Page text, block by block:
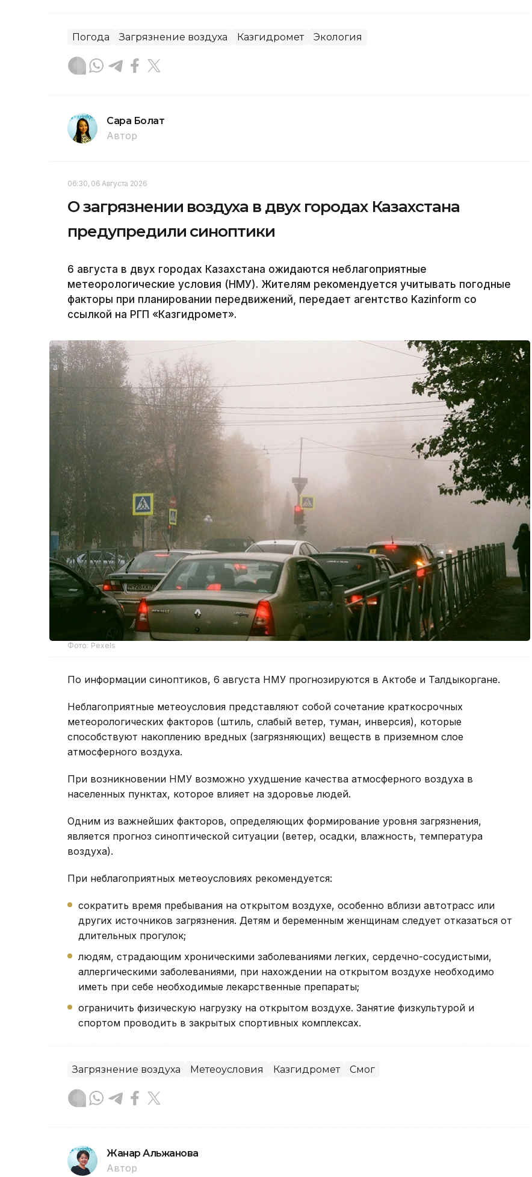
Погода Загрязнение воздуха Казгидромет Экология
Сара Болат
Автор
06:30, 06 Августа 2026
О загрязнении воздуха в двух городах Казахстана
предупредили синоптики
6 августа в двух городах Казахстана ожидаются неблагоприятные
метеорологические условия (НМУ). Жителям рекомендуется учитывать погодные
факторы при планировании передвижений, передает агентство Kazinform со
ссылкой на РГП «Казгидромет».
Фото: Pexels
По информации синоптиков, 6 августа НМУ прогнозируются в Актобе и Талдыкоргане.
Неблагоприятные метеоусловия представляют собой сочетание краткосрочных
метеорологических факторов (штиль, слабый ветер, туман, инверсия), которые
способствуют накоплению вредных (загрязняющих) веществ в приземном слое
атмосферного воздуха.
При возникновении НМУ возможно ухудшение качества атмосферного воздуха в
населенных пунктах, которое влияет на здоровье людей.
Одним из важнейших факторов, определяющих формирование уровня загрязнения,
является прогноз синоптической ситуации (ветер, осадки, влажность, температура
воздуха).
При неблагоприятных метеоусловиях рекомендуется:
сократить время пребывания на открытом воздухе, особенно вблизи автотрасс или
других источников загрязнения. Детям и беременным женщинам следует отказаться от
длительных прогулок;
людям, страдающим хроническими заболеваниями легких, сердечно-сосудистыми,
аллергическими заболеваниями, при нахождении на открытом воздухе необходимо
иметь при себе необходимые лекарственные препараты;
ограничить физическую нагрузку на открытом воздухе. Занятие физкультурой и
спортом проводить в закрытых спортивных комплексах.
Загрязнение воздуха Метеоусловия Казгидромет Смог
Жанар Альжанова
Автор